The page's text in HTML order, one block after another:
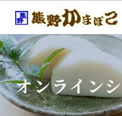
オンライン